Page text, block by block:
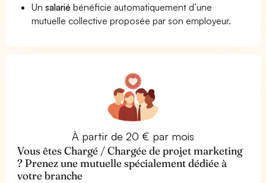
Unsalarié bénéficie automatiquement d’une
mutuelle collective proposée par son employeur.
À partir de 20 € par mois
Vous êtes Chargé / Chargée de projet marketing
? Prenez une mutuelle spécialement dédiée à
votre branche